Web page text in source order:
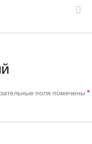
поля помечены *